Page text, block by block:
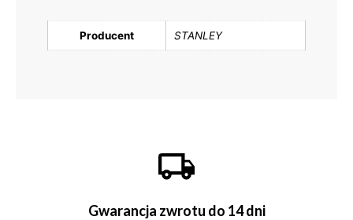
Producent STANLEY
Gwarancja zwrotu do 14 dni